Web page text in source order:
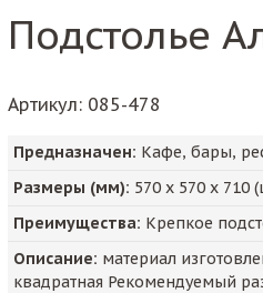
Подстолье
Артикул: 085-478
Предназначен: Кафе, бары,
Размеры (мм): 570 х 570 х 710
Преимущества: Крепкое
Описание: материал
квадратная Рекомендуемый